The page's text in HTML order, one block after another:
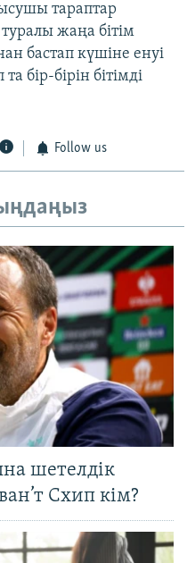
тараптар
жаңа бітім
бастап күшіне енуі
бір-бірін бітімді
Follow us
шетелдік
Схип кім?